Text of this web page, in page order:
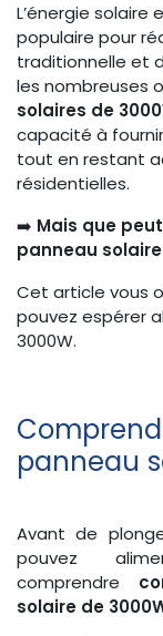
L’énergie solaire
populaire pour
traditionnelle et
les nombreuses
solaires de
capacité à
tout en restant
résidentielles.
➡️ Mais que
panneau
Cet article vous
pouvez espérer
3000W.
panneau
Avant de
pouvez
comprendre
solaire de